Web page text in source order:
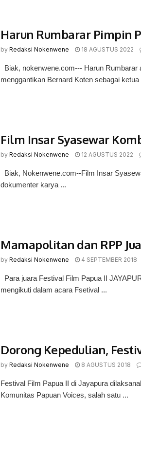
Harun Rumbarar Pimpin
by Redaksi Nokenwene 18 AGUSTUS 2022
Biak, nokenwene.com--- Harun
menggantikan Bernard Koten sebagai
Film Insar Syasewar
by Redaksi Nokenwene 12 AGUSTUS 2022
Biak, Nokenwene.com--Film Insar
dokumenter karya ...
Mamapolitan dan RPP
by Redaksi Nokenwene 4 SEPTEMBER 2018
Para juara Festival Film Papua II
mengikuti dalam acara Fsetival ...
Dorong Kepedulian,
by Redaksi Nokenwene 8 AGUSTUS 2018
Festival Film Papua II di Jayapura
Komunitas Papuan Voices, salah satu ...